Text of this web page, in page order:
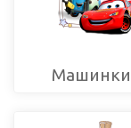
Машинки